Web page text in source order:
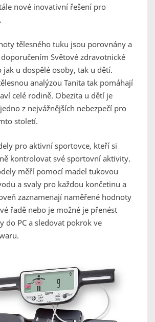
nové inovativní řešení pro
tělesného tuku jsou porovnány a
Světové zdravotnické
jak u dospělé osoby, tak u dětí.
analýzou Tanita tak pomáhají
celé rodině. Obezita u dětí je
z nejvážnějších nebezpečí pro
století.
pro aktivní sportovce, kteří si
kontrolovat své sportovní aktivity.
měří pomocí madel tukovou
a svaly pro každou končetinu a
zaznamenají naměřené hodnoty
řadě nebo je možné je přenést
do PC a sledovat pokrok ve